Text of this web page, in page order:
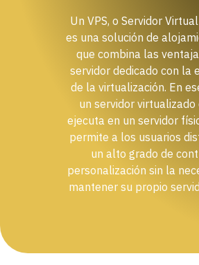
Un VPS, o Servidor
es una solución de
que combina las
servidor dedicado con la
de la virtualización. En
un servidor virtualizado
ejecuta en un servidor
permite a los usuarios
un alto grado de
personalización sin la
mantener su propio